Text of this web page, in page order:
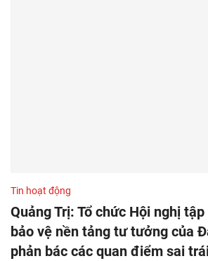
Tin hoạt động
Quảng Trị: Tổ chức Hội nghị
bảo vệ nền tảng tư tưởng của
phản bác các quan điểm sai